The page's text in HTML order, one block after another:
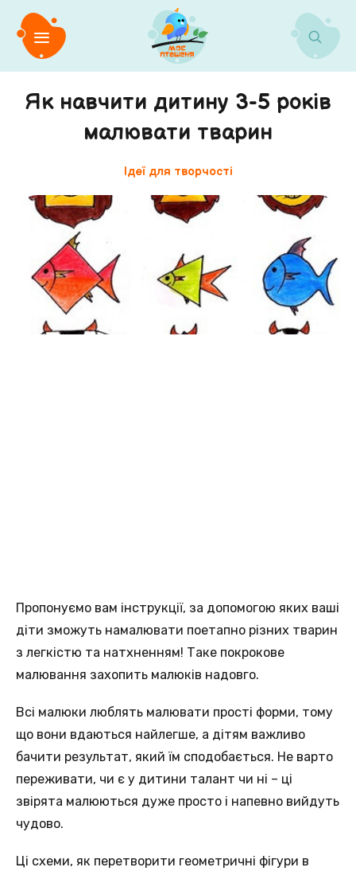
Як навчити дитину 3-5 років
малювати тварин
Ідеї для творчості
Пропонуємо вам інструкції, за допомогою яких ваші
діти зможуть намалювати поетапно різних тварин
з легкістю та натхненням! Таке покрокове
малювання захопить малюків надовго.
Всі малюки люблять малювати прості форми, тому
що вони вдаються найлегше, а дітям важливо
бачити результат, який їм сподобається. Не варто
переживати, чи є у дитини талант чи ні – ці
звірята малюються дуже просто і напевно вийдуть
чудово.
Ці схеми, як перетворити геометричні фігури в